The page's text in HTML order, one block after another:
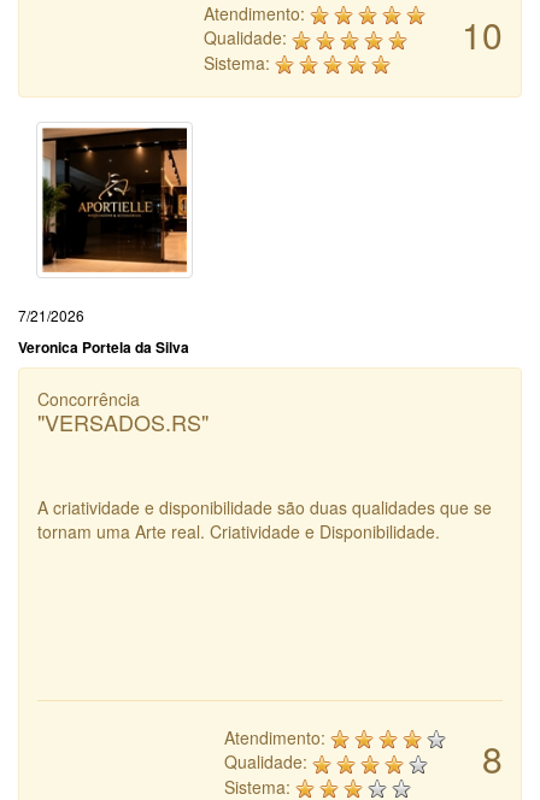
10
Atendimento:
Qualidade:
Sistema:
7/21/2026
Veronica Portela da Silva
Concorrência
"VERSADOS.RS"
A criatividade e disponibilidade são duas qualidades que se
tornam uma Arte real. Criatividade e Disponibilidade.
8
Atendimento:
Qualidade:
Sistema: